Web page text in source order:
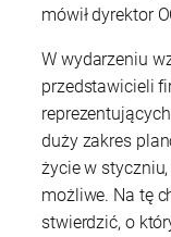
mówił dyrektor
W wydarzeniu
przedstawicieli
duży zakres
życie w
możliwe. Na tę
stwierdzić, o